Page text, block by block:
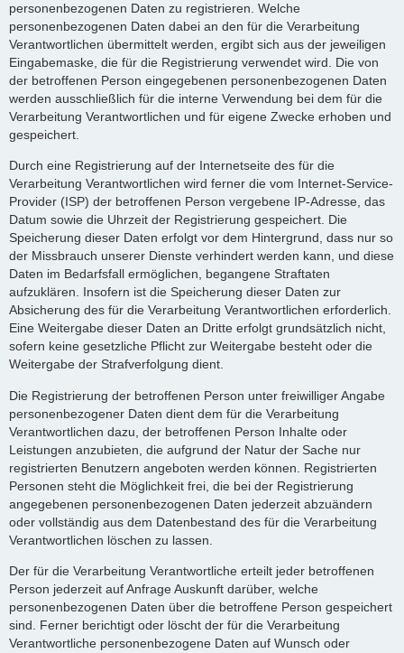
personenbezogenen Daten zu registrieren. Welche
personenbezogenen Daten dabei an den für die Verarbeitung
Verantwortlichen übermittelt werden, ergibt sich aus der jeweiligen
Eingabemaske, die für die Registrierung verwendet wird. Die von
der betroffenen Person eingegebenen personenbezogenen Daten
werden ausschließlich für die interne Verwendung bei dem für die
Verarbeitung Verantwortlichen und für eigene Zwecke erhoben und
gespeichert.
Durch eine Registrierung auf der Internetseite des für die
Verarbeitung Verantwortlichen wird ferner die vom Internet-Service-
Provider (ISP) der betroffenen Person vergebene IP-Adresse, das
Datum sowie die Uhrzeit der Registrierung gespeichert. Die
Speicherung dieser Daten erfolgt vor dem Hintergrund, dass nur so
der Missbrauch unserer Dienste verhindert werden kann, und diese
Daten im Bedarfsfall ermöglichen, begangene Straftaten
aufzuklären. Insofern ist die Speicherung dieser Daten zur
Absicherung des für die Verarbeitung Verantwortlichen erforderlich.
Eine Weitergabe dieser Daten an Dritte erfolgt grundsätzlich nicht,
sofern keine gesetzliche Pflicht zur Weitergabe besteht oder die
Weitergabe der Strafverfolgung dient.
Die Registrierung der betroffenen Person unter freiwilliger Angabe
personenbezogener Daten dient dem für die Verarbeitung
Verantwortlichen dazu, der betroffenen Person Inhalte oder
Leistungen anzubieten, die aufgrund der Natur der Sache nur
registrierten Benutzern angeboten werden können. Registrierten
Personen steht die Möglichkeit frei, die bei der Registrierung
angegebenen personenbezogenen Daten jederzeit abzuändern
oder vollständig aus dem Datenbestand des für die Verarbeitung
Verantwortlichen löschen zu lassen.
Der für die Verarbeitung Verantwortliche erteilt jeder betroffenen
Person jederzeit auf Anfrage Auskunft darüber, welche
personenbezogenen Daten über die betroffene Person gespeichert
sind. Ferner berichtigt oder löscht der für die Verarbeitung
Verantwortliche personenbezogene Daten auf Wunsch oder